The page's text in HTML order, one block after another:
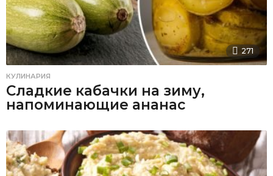
271
КУЛИНАРИЯ
Сладкие кабачки на зиму,
напоминающие ананас